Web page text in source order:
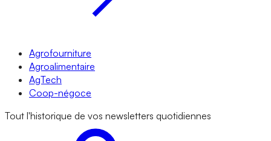
Agrofourniture
Agroalimentaire
AgTech
Coop-négoce
Tout l'historique de vos newsletters quotidiennes